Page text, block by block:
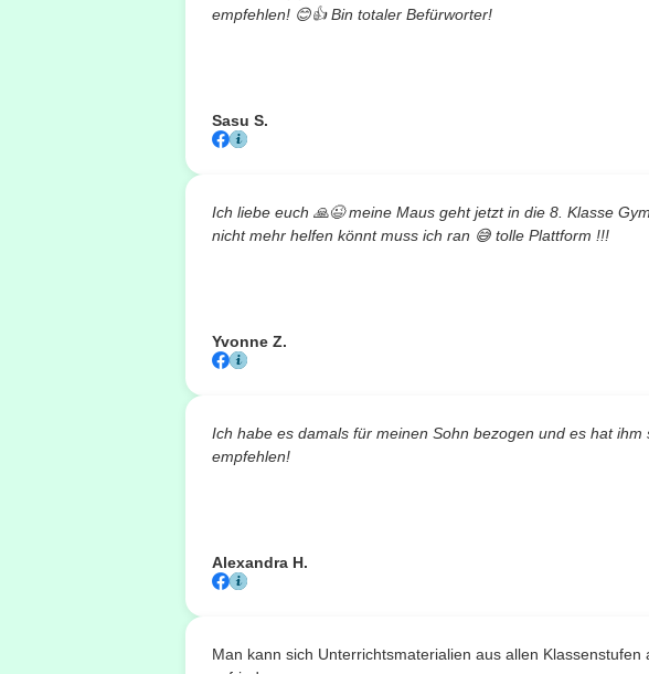
empfehlen! 😊👍Bin totaler Befürworter!
Sasu S.
Ich liebe euch 🙏😉meine Maus geht jetzt in die 8. Klasse
nicht mehr helfen könnt muss ich ran 😅 tolle Plattform !!!
Yvonne Z.
Ich habe es damals für meinen Sohn bezogen und es hat
empfehlen!
Alexandra H.
Man kann sich Unterrichtsmaterialien aus allen